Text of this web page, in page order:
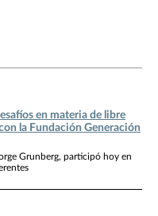
en materia de libre
la Fundación Generación
Grunberg, participó hoy en